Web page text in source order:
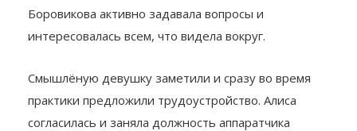
Боровикова активно задавала вопросы и
интересовалась всем, что видела вокруг.
Смышлёную девушку заметили и сразу во время
практики предложили трудоустройство. Алиса
согласилась и заняла должность аппаратчика